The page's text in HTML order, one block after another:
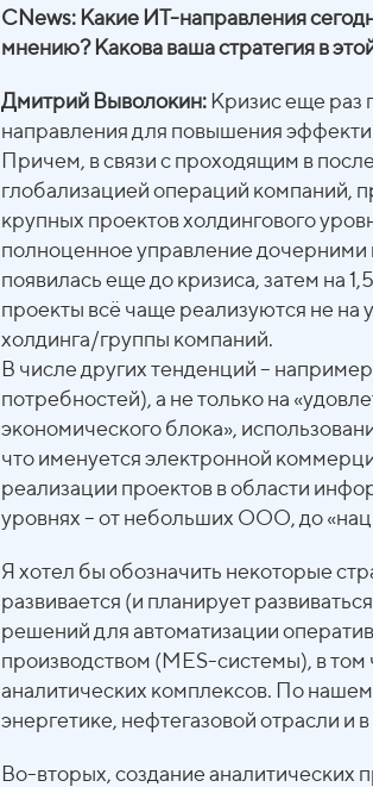
CNews: Какие ИТ-направления
мнению? Какова ваша стратегия в
Дмитрий Выволокин: Кризис еще раз
направления для повышения
Причем, в связи с проходящим в
глобализацией операций компаний,
крупных проектов холдингового
полноценное управление
появилась еще до кризиса, затем на
проекты всё чаще реализуются не на
холдинга/группы компаний.
В числе других тенденций –
потребностей), а не только на
экономического блока»,
что именуется электронной
реализации проектов в области
уровнях – от небольших ООО, до
Я хотел бы обозначить некоторые
развивается (и планирует
решений для автоматизации
производством (MES-системы), в
аналитических комплексов. По
энергетике, нефтегазовой отрасли
Во-вторых, создание